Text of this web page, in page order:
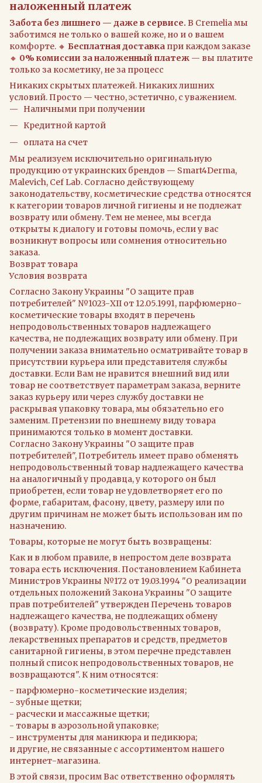
наложенный платеж
Забота без лишнего — даже в сервисе. В Cremelia мы
заботимся не только о вашей коже, но и о вашем
комфорте. 🔸 Бесплатная доставка при каждом заказе
🔸 0% комиссии за наложенный платеж — вы платите
только за косметику, не за процесс
Никаких скрытых платежей. Никаких лишних
условий. Просто — честно, эстетично, с уважением.
Наличными при получении
Кредитной картой
оплата на счет
Мы реализуем исключительно оригинальную
продукцию от украинских брендов — Smart4Derma,
Malevich, Cef Lab. Согласно действующему
законодательству, косметические средства относятся
к категории товаров личной гигиены и не подлежат
возврату или обмену. Тем не менее, мы всегда
открыты к диалогу и готовы помочь, если у вас
возникнут вопросы или сомнения относительно
заказа.
Возврат товара
Условия возврата
Согласно Закону Украины "О защите прав
потребителей" №1023-XII от 12.05.1991, парфюмерно-
косметические товары входят в перечень
непродовольственных товаров надлежащего
качества, не подлежащих возврату или обмену. При
получении заказа внимательно осматривайте товар в
присутствии курьера или представителя службы
доставки. Если Вам не нравится внешний вид или
товар не соответствует параметрам заказа, верните
заказ курьеру или через службу доставки не
раскрывая упаковку товара, мы обязательно его
заменим. Претензии по внешнему виду товара
принимаются только в момент доставки.
Согласно Закону Украины "О защите прав
потребителей", Потребитель имеет право обменять
непродовольственный товар надлежащего качества
на аналогичный у продавца, у которого он был
приобретен, если товар не удовлетворяет его по
форме, габаритам, фасону, цвету, размеру или по
другим причинам не может быть использован им по
назначению.
Товары, которые не могут быть возвращены:
Как и в любом правиле, в непростом деле возврата
товара есть исключения. Постановлением Кабинета
Министров Украины №172 от 19.03.1994 "О реализации
отдельных положений Закона Украины "О защите
прав потребителей" утвержден Перечень товаров
надлежащего качества, не подлежащих обмену
(возврату). Кроме продовольственных товаров,
лекарственных препаратов и средств, предметов
санитарной гигиены, в этом перечне представлен
полный список непродовольственных товаров, не
возвращаются". К ним относятся:
- парфюмерно-косметические изделия;
- зубные щетки;
- расчески и массажные щетки;
- товары в аэрозольной упаковке;
- инструменты для маникюра и педикюра;
и другие, не связанные с ассортиментом нашего
интернет-магазина.
В этой связи, просим Вас ответственно оформлять